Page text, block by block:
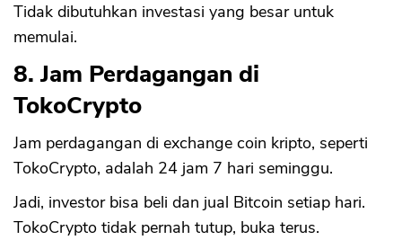
Tidak dibutuhkan investasi yang besar untuk
memulai.
8. Jam Perdagangan di
TokoCrypto
Jam perdagangan di exchange coin kripto, seperti
TokoCrypto, adalah 24 jam 7 hari seminggu.
Jadi, investor bisa beli dan jual Bitcoin setiap hari.
TokoCrypto tidak pernah tutup, buka terus.